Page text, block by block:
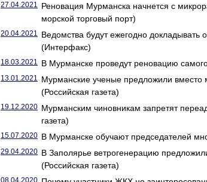
27.04.2021 Реновация Мурманска начнется с
морской торговый порт)
20.04.2021 Ведомства будут ежегодно
(Интерфакс)
18.03.2021 В Мурманске проведут реновацию
13.01.2021 Мурманские ученые предложили вместо
(Российская газета)
19.12.2020 Мурманским чиновникам запретят
газета)
15.07.2020 В Мурманске обучают председателей
29.04.2020 В Заполярье ветрогенерацию
(Российская газета)
08.04.2020